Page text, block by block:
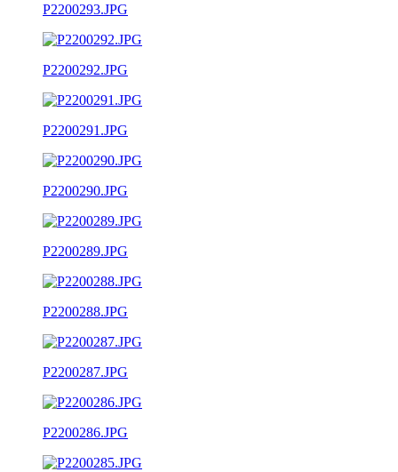
P2200293.JPG
P2200292.JPG
P2200291.JPG
P2200290.JPG
P2200289.JPG
P2200288.JPG
P2200287.JPG
P2200286.JPG